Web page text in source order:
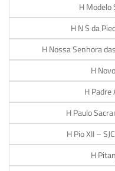
H Modelo
H N S da
H Nossa Senhora
H
H
H Paulo
H Pio XII –
H